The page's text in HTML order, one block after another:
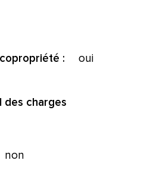
: oui
des charges
non